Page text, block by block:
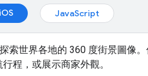
iOS JavaScript
索世界各地的 360 度街景圖像
程，或展示商家外觀。